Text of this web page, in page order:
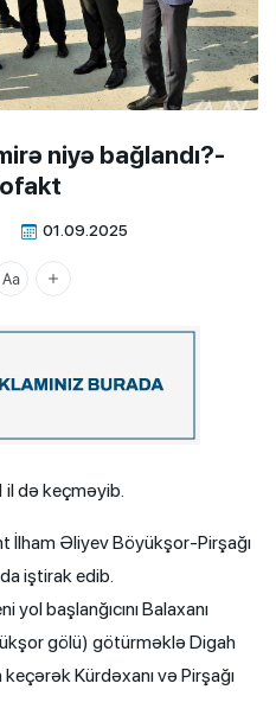
niyə bağlandı?-
01.09.2025
Xalq.Online
il də keçməyib.
İlham Əliyev Böyükşor-Pirşağı
iştirak edib.
başlanğıcını Balaxanı
gölü) götürməklə Digah
Kürdəxanı və Pirşağı